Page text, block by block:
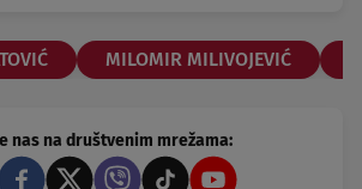
MILOMIR MILIVOJEVIĆ
nas na društvenim mrežama: